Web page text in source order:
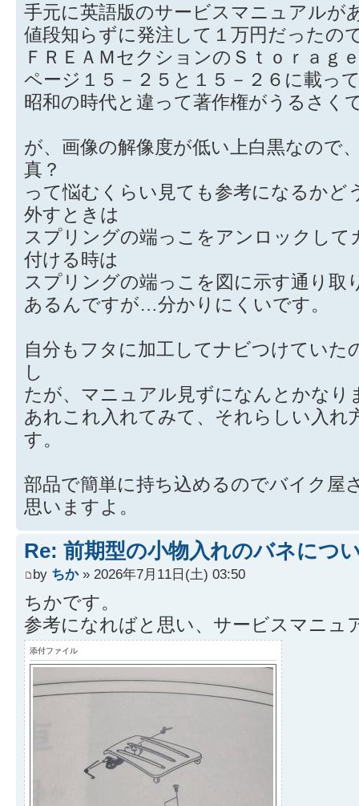
手元に英語版のサービスマニュアルが
値段知らずに発注して１万円だったの
ＦＲＥＡＭセクションのＳｔｏｒａｇ
ページ１５－２５と１５－２６に載っ
昭和の時代と違って著作権がうるさく
が、画像の解像度が低い上白黒なので
真？
って悩むくらい見ても参考になるかど
外すときは
スプリングの端っこをアンロックし
付ける時は
スプリングの端っこを図に示す通り
あるんですが…分かりにくいです。
自分もフタに加工してナビつけていた
し
たが、マニュアル見ずになんとかなり
あれこれ入れてみて、それらしい入れ
す。
部品で簡単に持ち込めるのでバイク屋
思いますよ。
Re: 前期型の小物入れのバネにつ
by ちか» 2026年7月11日(土) 03:50
ちかです。
参考になればと思い、サービスマニュ
添付ファイル